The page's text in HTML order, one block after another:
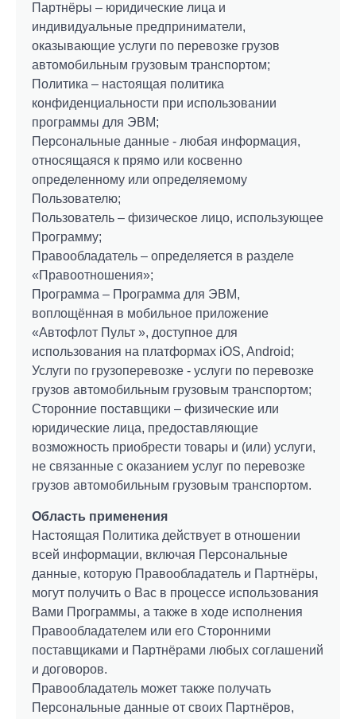
ОПЛАТА-ONLINE
Партнёры – юридические лица и
индивидуальные предприниматели,
оказывающие услуги по перевозке грузов
автомобильным грузовым транспортом;
Политика – настоящая политика
конфиденциальности при использовании
программы для ЭВМ;
Персональные данные - любая информация,
относящаяся к прямо или косвенно
определенному или определяемому
Пользователю;
Пользователь – физическое лицо, использующее
Программу;
Правообладатель – определяется в разделе
«Правоотношения»;
Программа – Программа для ЭВМ,
воплощённая в мобильное приложение
«Автофлот Пульт », доступное для
использования на платформах iOS, Android;
Услуги по грузоперевозке - услуги по перевозке
грузов автомобильным грузовым транспортом;
Сторонние поставщики – физические или
юридические лица, предоставляющие
возможность приобрести товары и (или) услуги,
не связанные с оказанием услуг по перевозке
грузов автомобильным грузовым транспортом.
Область применения
Настоящая Политика действует в отношении
всей информации, включая Персональные
данные, которую Правообладатель и Партнёры,
могут получить о Вас в процессе использования
Вами Программы, а также в ходе исполнения
Правообладателем или его Сторонними
поставщиками и Партнёрами любых соглашений
и договоров.
Правообладатель может также получать
Персональные данные от своих Партнёров,